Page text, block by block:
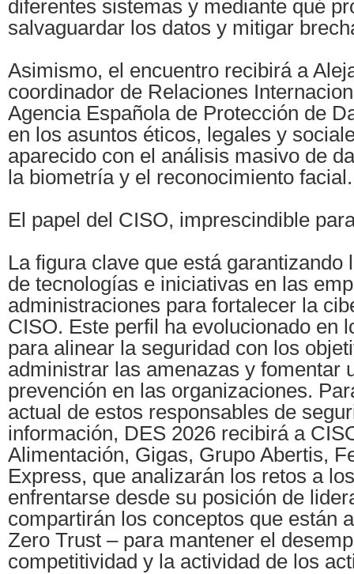
diferentes sistemas y mediante qué
salvaguardar los datos y mitigar
Asimismo, el encuentro recibirá a
coordinador de Relaciones
Agencia Española de Protección de
en los asuntos éticos, legales y
aparecido con el análisis masivo de
la biometría y el reconocimiento facial.
El papel del CISO, imprescindible
La figura clave que está garantizando
de tecnologías e iniciativas en las
administraciones para fortalecer la
CISO. Este perfil ha evolucionado en
para alinear la seguridad con los
administrar las amenazas y fomentar
prevención en las organizaciones.
actual de estos responsables de
información, DES 2026 recibirá a
Alimentación, Gigas, Grupo Abertis,
Express, que analizarán los retos a
enfrentarse desde su posición de
compartirán los conceptos que están
Zero Trust – para mantener el
competitividad y la actividad de los